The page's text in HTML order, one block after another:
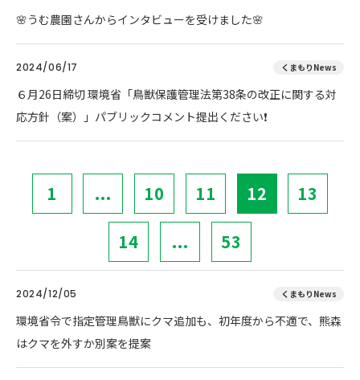
🌸うむ農園さんからインタビューを受けました🌸
2024/06/17 くまもりNews
６月26日締切 環境省「鳥獣保護管理法第38条の改正に関する対
応方針（案）」パブリックコメント提出ください❗
1 ... 10 11 12 13
14 ... 53
2024/12/05 くまもりNews
環境省令で指定管理鳥獣にクマ追加も、初年度から不適で、熊森
はクマを外すか別案を提案